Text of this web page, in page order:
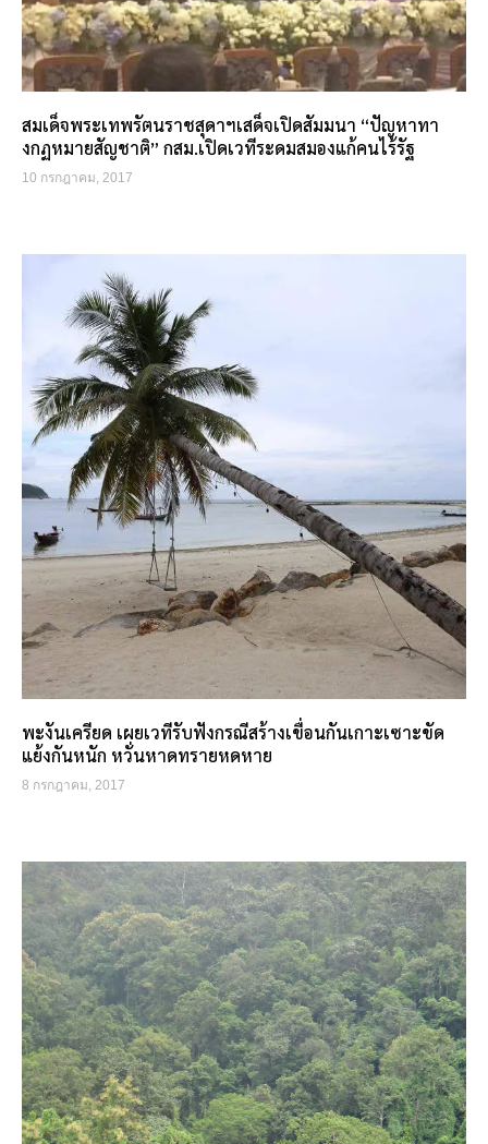
สมเด็จพระเทพรัตนราชสุดาฯเสด็จเปิดสัมมนา “ปัญหาทา
งกฏหมายสัญชาติ” กสม.เปิดเวทีระดมสมองแก้คนไร้รัฐ
10 กรกฎาคม, 2017
พะงันเครียด เผยเวทีรับฟังกรณีสร้างเขื่อนกันเกาะเซาะขัด
แย้งกันหนัก หวั่นหาดทรายหดหาย
8 กรกฎาคม, 2017